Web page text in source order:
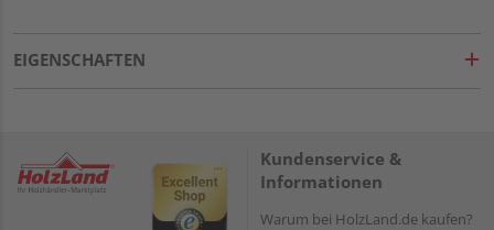
EIGENSCHAFTEN
Kundenservice &
Informationen
Warum bei HolzLand.de kaufen?